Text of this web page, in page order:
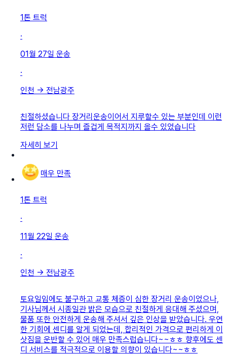
1톤 트럭
·
01월 27일 운송
·
인천 → 전남광주
친절하셨습니다 장거리운송이어서 지루할수 있는 부분인데 이런
저런 담소를 나누며 즐겁게 목적지까지 올수 있었습니다
자세히 보기
매우 만족
1톤 트럭
·
11월 22일 운송
·
인천 → 전남광주
토요일임에도 불구하고 교통 체증이 심한 장거리 운송이었으나,
기사님께서 시종일관 밝은 모습으로 친절하게 응대해 주셨으며,
물품 또한 안전하게 운송해 주셔서 깊은 인상을 받았습니다. 우연
한 기회에 센디를 알게 되었는데, 합리적인 가격으로 편리하게 이
삿짐을 운반할 수 있어 매우 만족스럽습니다~~ㅎㅎ 향후에도 센
디 서비스를 적극적으로 이용할 의향이 있습니다~~ㅎㅎ